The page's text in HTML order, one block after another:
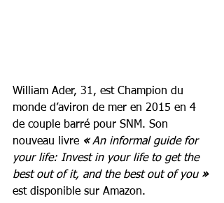
William Ader, 31, est Champion du
monde d’aviron de mer en 2015 en 4
de couple barré pour SNM. Son
nouveau livre « An informal guide for
your life: Invest in your life to get the
best out of it, and the best out of you »
est disponible sur Amazon.